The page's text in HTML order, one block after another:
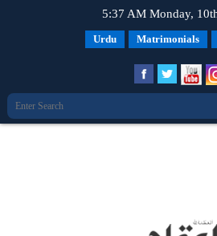
5:37 AM Monday,
Urdu Matrimonials